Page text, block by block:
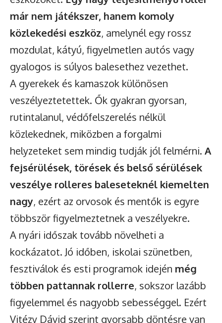
már nem játékszer, hanem komoly
közlekedési eszköz, amelynél egy rossz
mozdulat, kátyú, figyelmetlen autós vagy
gyalogos is súlyos balesethez vezethet.
A gyerekek és kamaszok különösen
veszélyeztetettek. Ők gyakran gyorsan,
rutintalanul, védőfelszerelés nélkül
közlekednek, miközben a forgalmi
helyzeteket sem mindig tudják jól felmérni. A
fejsérülések, törések és belső sérülések
veszélye rolleres baleseteknél kiemelten
nagy, ezért az orvosok és mentők is egyre
többször figyelmeztetnek a veszélyekre.
A nyári időszak tovább növelheti a
kockázatot. Jó időben, iskolai szünetben,
fesztiválok és esti programok idején még
többen pattannak rollerre, sokszor lazább
figyelemmel és nagyobb sebességgel. Ezért
Vitézy Dávid szerint gyorsabb döntésre van